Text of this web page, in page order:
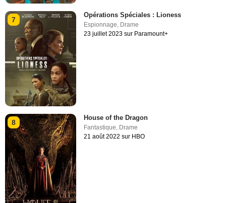
7
Opérations Spéciales : Lioness
Espionnage, Drame
23 juillet 2023 sur Paramount+
8
House of the Dragon
Fantastique Drame
21 août 2022 sur HBO